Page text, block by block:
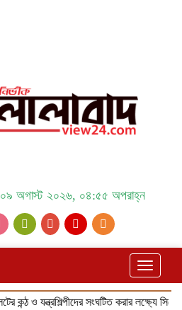
০৯ অগাস্ট ২০২৬, ০৪:৫৫ অপরাহ্ন
Toggle
ও যন্ত্রশিল্পীদের সংঘটিত করার লক্ষ্যে সিলেট